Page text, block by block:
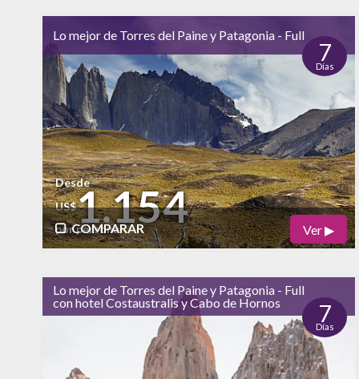
bajo
alto
Vida Nocturna
Lo mejor de Torres del Paine y Patagonia - Full
7
Días
Desde
US$1.154
por persona
COMPARAR
bajo
bajo
Naturaleza
Vida Nocturna
Ver ▶
Lo mejor de Torres del Paine y Patagonia - Full
con hotel Costaustralis y Cabo de Hornos
7
Días